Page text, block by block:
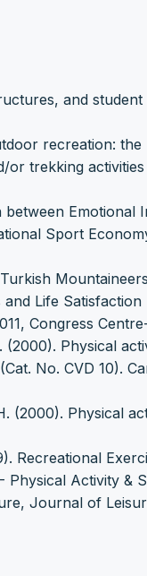
and
recreation:
trekking
between
Sport
Life
Congress
Physical
No. CVD 10).
(2000). Physical
Recreational
Activity &
Journal of